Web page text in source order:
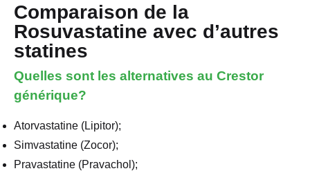
Comparaison de la
Rosuvastatine avec d’autres
statines
Quelles sont les alternatives au Crestor
générique?
Atorvastatine (Lipitor);
Simvastatine (Zocor);
Pravastatine (Pravachol);